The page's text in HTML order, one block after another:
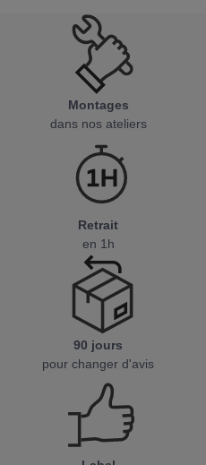
Montages
dans nos ateliers
Retrait
en 1h
90 jours
pour changer d'avis